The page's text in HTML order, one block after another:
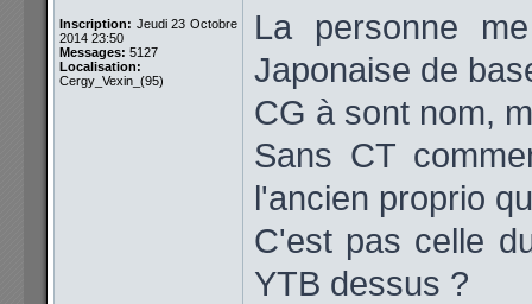
Inscription: Jeudi 23 Octobre
2014 23:50
Messages: 5127
Localisation:
Cergy_Vexin_(95)
La personne
Japonaise de
CG à sont nom,
Sans CT
l'ancien proprio
C'est pas celle
YTB dessus ?